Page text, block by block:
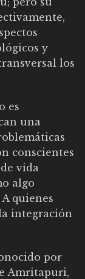
y
los
es
una
conscientes
vida
algo
quienes
integración
por
Amritapuri,